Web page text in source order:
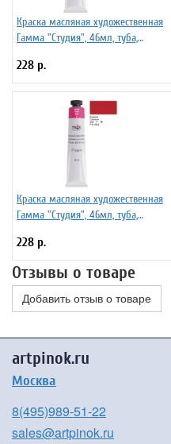
Краска масляная художественная
Гамма "Студия", 46мл, туба,
228 р.
Краска масляная художественная
Гамма "Студия", 46мл, туба,
228 р.
Отзывы о товаре
Добавить отзыв о товаре
artpinok.ru
Москва
8(495)989-51-22
sales@artpinok.ru